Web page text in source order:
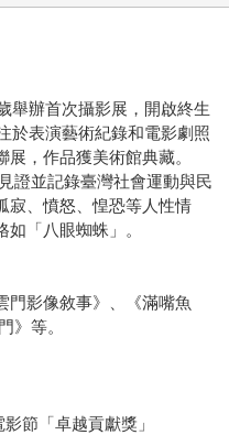
舉辦首次攝影展，開啟終生
於表演藝術紀錄和電影劇照
，作品獲美術館典藏。
證並記錄臺灣社會運動與民
寂、憤怒、惶恐等人性情
「八眼蜘蛛」。
門影像敘事》、《滿嘴魚
》等。
節「卓越貢獻獎」